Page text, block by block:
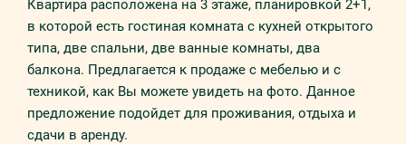
Квартира расположена на 3 этаже, планировкой 2+1,
в которой есть гостиная комната с кухней открытого
типа, две спальни, две ванные комнаты, два
балкона. Предлагается к продаже с мебелью и с
техникой, как Вы можете увидеть на фото. Данное
предложение подойдет для проживания, отдыха и
сдачи в аренду.